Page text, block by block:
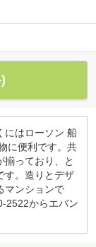
にはローソン 船
に便利です。共
揃っており、と
す。造りとデザ
マンションで
2522からエバン